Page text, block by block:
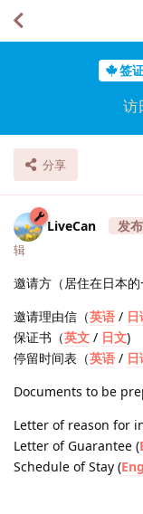
签
访
分享
LiveCan
辑
邀请方（居住在日本
邀请理由信（英语 /
保证书（英文 / 日文)
停留时间表（英语 /
Documents to be
Letter of reason for
Letter of Guarantee (
Schedule of Stay (